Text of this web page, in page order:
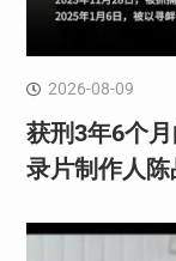
2026-08-09
获刑3年6个
录片制作人